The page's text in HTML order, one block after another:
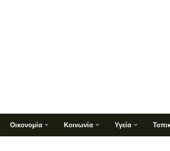
Οικονομία Κοινωνία Υγεία